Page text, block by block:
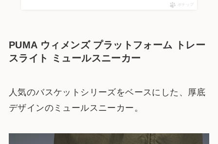
ポチップ
PUMA ウィメンズ プラットフォーム トレー
スライト ミュールスニーカー
人気のバスケットシリーズをベースにした、厚底
デザインのミュールスニーカー。